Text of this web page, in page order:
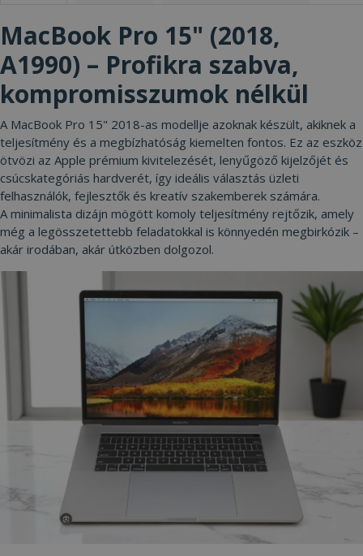
MacBook Pro 15" (2018,
A1990) – Profikra szabva,
kompromisszumok nélkül
A MacBook Pro 15" 2018-as modellje azoknak készült, akiknek a
teljesítmény és a megbízhatóság kiemelten fontos. Ez az eszköz
ötvözi az Apple prémium kivitelezését, lenyűgöző kijelzőjét és
csúcskategóriás hardverét, így ideális választás üzleti
felhasználók, fejlesztők és kreatív szakemberek számára.
A minimalista dizájn mögött komoly teljesítmény rejtőzik, amely
még a legösszetettebb feladatokkal is könnyedén megbirkózik –
akár irodában, akár útközben dolgozol.